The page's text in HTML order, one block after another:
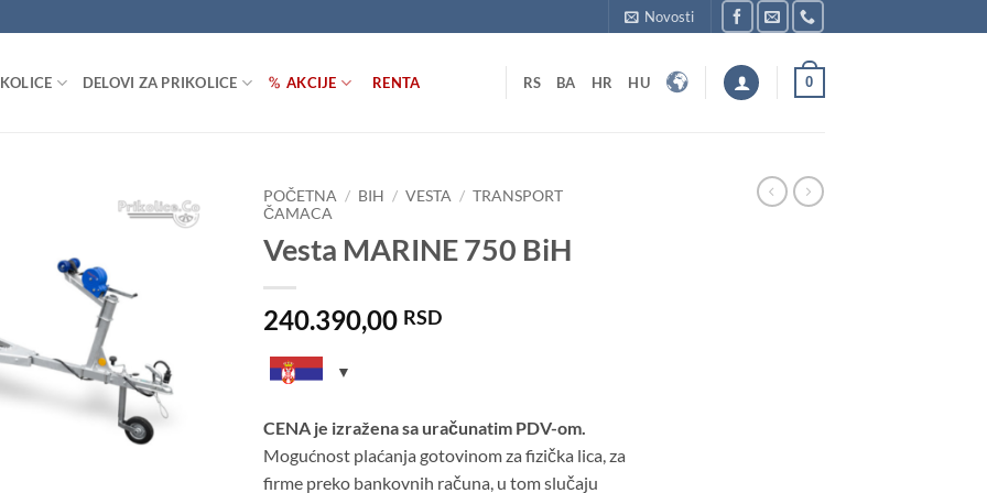
Novosti
DELOVI ZA PRIKOLICE AKCIJE RENTA RS BA HR HU 0
POČETNA / BIH / VESTA / TRANSPORT
ČAMACA
Vesta MARINE 750 BiH
240.390,00 RSD
CENA je izražena sa uračunatim PDV-om.
Mogućnost plaćanja gotovinom za fizička lica, za
firme preko bankovnih računa, u tom slučaju